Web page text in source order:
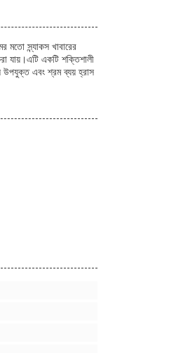
মতো স্ন্যাকস খাবারের
যায়।এটি একটি শক্তিশালী
উপযুক্ত এবং শ্রম ব্যয় হ্রাস